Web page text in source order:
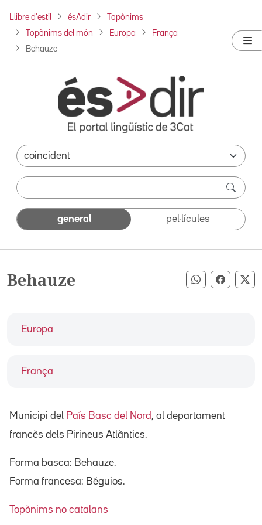
Llibre d'estil ésAdir Topònims
Topònims del món Europa França
Behauze
general pel·lícules
Behauze Compartir
Europa
França
Municipi del País Basc del Nord, al departament
francès dels Pirineus Atlàntics.
Forma basca: Behauze.
Forma francesa: Béguios.
Topònims no catalans